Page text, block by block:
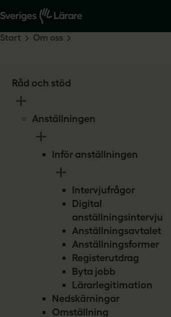
Råd och stöd
Anställningen
Inför anställningen
Intervjufrågor
Digital
anställningsintervju
Anställningsavtalet
Anställningsformer
Registerutdrag
Byta jobb
Lärarlegitimation
Nedskärningar
Omställning
Start Om oss